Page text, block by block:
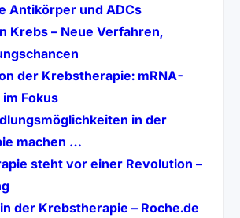
Antikörper und ADCs(öffnet in
Krebs – Neue Verfahren,
(öffnet in neuem Tab)
der Krebstherapie: mRNA-
Fokus(öffnet in neuem Tab)
in der
machen …(öffnet in neuem Tab)
steht vor einer Revolution –
(öffnet in neuem Tab)
der Krebstherapie – Roche.de